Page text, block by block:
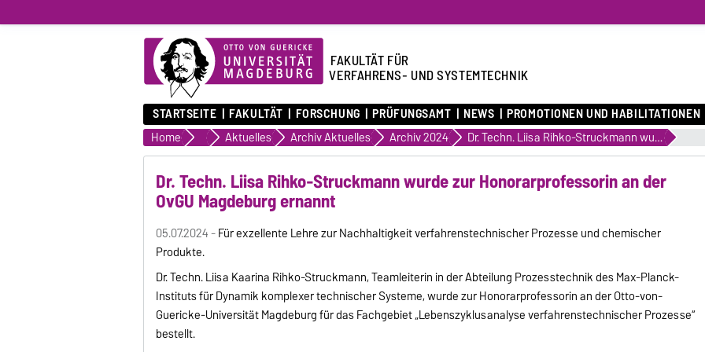
FAKULTÄT FÜR
VERFAHRENS- UND SYSTEMTECHNIK
STARTSEITE FAKULTÄT FORSCHUNG PRÜFUNGSAMT NEWS PROMOTIONEN UND HABILITATIONEN
Home FakultätAktuelles Archiv Aktuelles Archiv 2024 Dr. Techn. Liisa Rihko-Struckmann wurde zur Honorarprofessorin an der OvGU Magdeburg ernannt
Dr. Techn. Liisa Rihko-Struckmann wurde zur Honorarprofessorin an der
OvGU Magdeburg ernannt
05.07.2024 -Für exzellente Lehre zur Nachhaltigkeit verfahrenstechnischer Prozesse und chemischer
Produkte.
Dr. Techn. Liisa Kaarina Rihko-Struckmann, Teamleiterin in der Abteilung Prozesstechnik des Max-Planck-
Instituts für Dynamik komplexer technischer Systeme, wurde zur Honorarprofessorin an der Otto-von-
Guericke-Universität Magdeburg für das Fachgebiet „Lebenszyklusanalyse verfahrenstechnischer Prozesse“
bestellt.